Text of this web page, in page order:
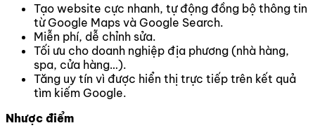
Tạo website cực nhanh, tự động đồng bộ thông tin
từ Google Maps và Google Search.
Miễn phí, dễ chỉnh sửa.
Tối ưu cho doanh nghiệp địa phương (nhà hàng,
spa, cửa hàng…).
Tăng uy tín vì được hiển thị trực tiếp trên kết quả
tìm kiếm Google.
Nhược điểm